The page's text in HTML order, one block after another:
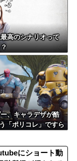
高のシナリオって
、キャラデザが酷
「ポリコレ」ですら
にショート動